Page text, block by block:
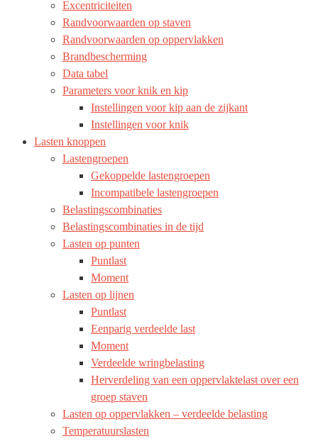
Excentriciteiten
Randvoorwaarden op staven
Randvoorwaarden op oppervlakken
Brandbescherming
Data tabel
Parameters voor knik en kip
Instellingen voor kip aan de zijkant
Instellingen voor knik
Lasten knoppen
Lastengroepen
Gekoppelde lastengroepen
Incompatibele lastengroepen
Belastingscombinaties
Belastingscombinaties in de tijd
Lasten op punten
Puntlast
Moment
Lasten op lijnen
Puntlast
Eenparig verdeelde last
Moment
Verdeelde wringbelasting
Herverdeling van een oppervlaktelast over een
groep staven
Lasten op oppervlakken – verdeelde belasting
Temperatuurslasten